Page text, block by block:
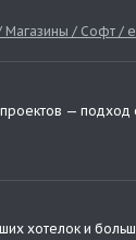
Магазины / Софт /
— подход
хотелок и